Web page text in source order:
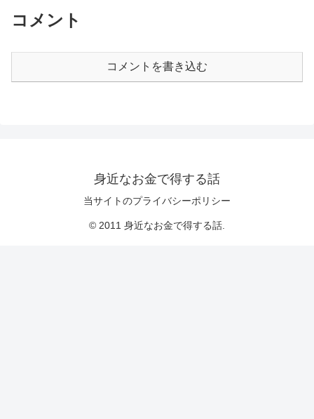
コメント
コメントを書き込む
身近なお金で得する話
当サイトのプライバシーポリシー
© 2011 身近なお金で得する話.